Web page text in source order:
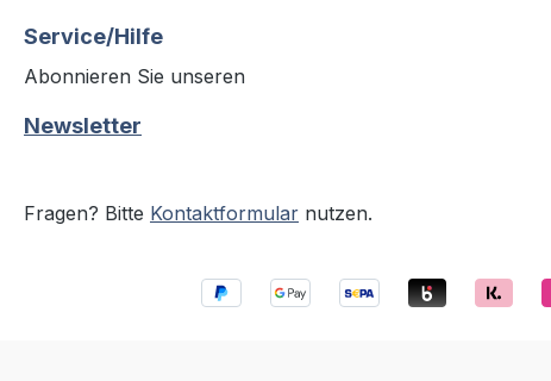
Service/Hilfe
Abonnieren Sie unseren
Newsletter
Fragen? Bitte Kontaktformular nutzen.